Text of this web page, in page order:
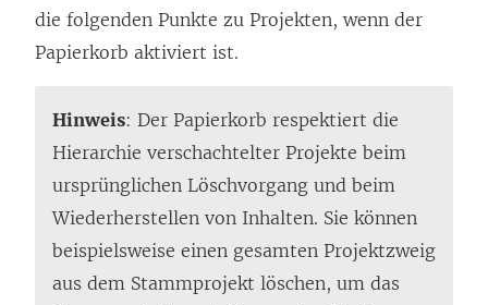
die folgenden Punkte zu Projekten, wenn der
Papierkorb aktiviert ist.
Hinweis: Der Papierkorb respektiert die
Hierarchie verschachtelter Projekte beim
ursprünglichen Löschvorgang und beim
Wiederherstellen von Inhalten. Sie können
beispielsweise einen gesamten Projektzweig
aus dem Stammprojekt löschen, um das